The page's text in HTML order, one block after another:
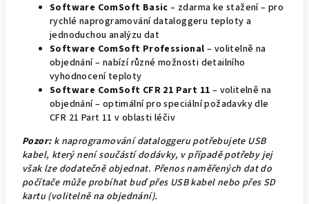
Software ComSoft Basic – zdarma ke stažení – pro
rychlé naprogramování dataloggeru teploty a
jednoduchou analýzu dat
Software ComSoft Professional – volitelně na
objednání – nabízí různé možnosti detailního
vyhodnocení teploty
Software ComSoft CFR 21 Part 11 – volitelně na
objednání – optimální pro speciální požadavky dle
CFR 21 Part 11 v oblasti léčiv
Pozor:k naprogramování dataloggeru potřebujete USB
kabel, který není součástí dodávky, v případě potřeby jej
však lze dodatečně objednat. Přenos naměřených dat do
počítače může probíhat buď přes USB kabel nebo přes SD
kartu (volitelně na objednání).